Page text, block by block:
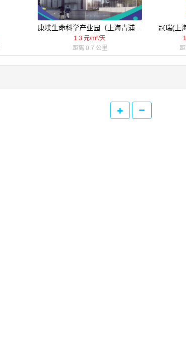
1.3 元/m²/天
距离 0.7 公里
冠瑞(上
距